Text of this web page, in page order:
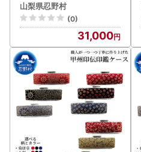
山梨県忍野村
(0)
31,000